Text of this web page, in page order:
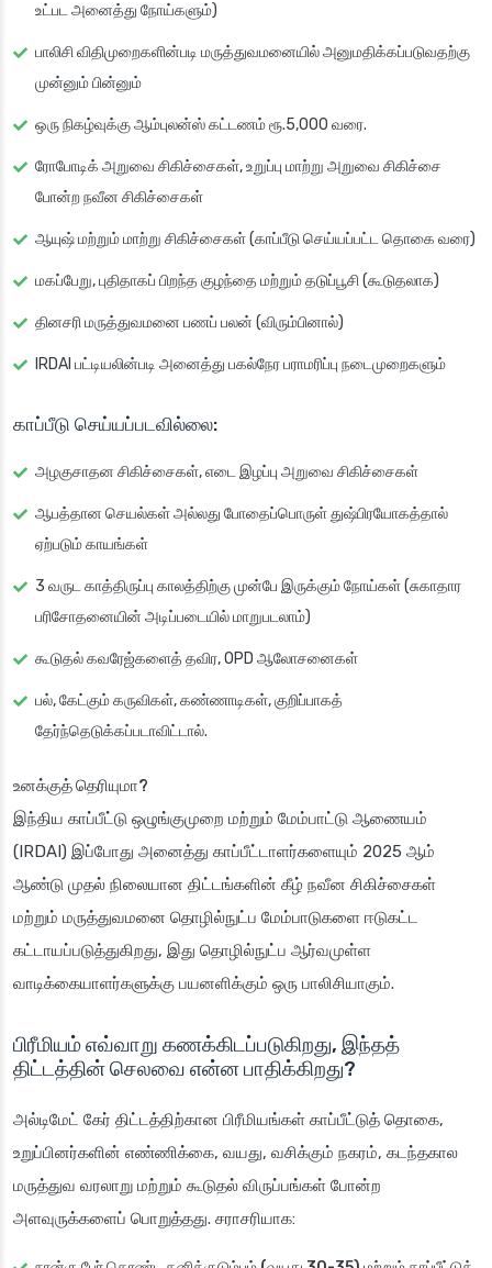
உட்பட அனைத்து நோய்களும்)
பாலிசி விதிமுறைகளின்படி மருத்துவமனையில் அனுமதிக்கப்படுவதற்கு
முன்னும் பின்னும்
ஒரு நிகழ்வுக்கு ஆம்புலன்ஸ் கட்டணம் ரூ.5,000 வரை.
ரோபோடிக் அறுவை சிகிச்சைகள், உறுப்பு மாற்று அறுவை சிகிச்சை
போன்ற நவீன சிகிச்சைகள்
ஆயுஷ் மற்றும் மாற்று சிகிச்சைகள் (காப்பீடு செய்யப்பட்ட தொகை வரை)
மகப்பேறு, புதிதாகப் பிறந்த குழந்தை மற்றும் தடுப்பூசி (கூடுதலாக)
தினசரி மருத்துவமனை பணப் பலன் (விரும்பினால்)
IRDAI பட்டியலின்படி அனைத்து பகல்நேர பராமரிப்பு நடைமுறைகளும்
காப்பீடு செய்யப்படவில்லை:
அழகுசாதன சிகிச்சைகள், எடை இழப்பு அறுவை சிகிச்சைகள்
ஆபத்தான செயல்கள் அல்லது போதைப்பொருள் துஷ்பிரயோகத்தால்
ஏற்படும் காயங்கள்
3 வருட காத்திருப்பு காலத்திற்கு முன்பே இருக்கும் நோய்கள் (சுகாதார
பரிசோதனையின் அடிப்படையில் மாறுபடலாம்)
கூடுதல் கவரேஜ்களைத் தவிர, OPD ஆலோசனைகள்
பல், கேட்கும் கருவிகள், கண்ணாடிகள், குறிப்பாகத்
தேர்ந்தெடுக்கப்படாவிட்டால்.
உனக்குத் தெரியுமா?
இந்திய காப்பீட்டு ஒழுங்குமுறை மற்றும் மேம்பாட்டு ஆணையம்
(IRDAI) இப்போது அனைத்து காப்பீட்டாளர்களையும் 2025 ஆம்
ஆண்டு முதல் நிலையான திட்டங்களின் கீழ் நவீன சிகிச்சைகள்
மற்றும் மருத்துவமனை தொழில்நுட்ப மேம்பாடுகளை ஈடுகட்ட
கட்டாயப்படுத்துகிறது, இது தொழில்நுட்ப ஆர்வமுள்ள
வாடிக்கையாளர்களுக்கு பயனளிக்கும் ஒரு பாலிசியாகும்.
பிரீமியம் எவ்வாறு கணக்கிடப்படுகிறது, இந்தத்
திட்டத்தின் செலவை என்ன பாதிக்கிறது?
அல்டிமேட் கேர் திட்டத்திற்கான பிரீமியங்கள் காப்பீட்டுத் தொகை,
உறுப்பினர்களின் எண்ணிக்கை, வயது, வசிக்கும் நகரம், கடந்தகால
மருத்துவ வரலாறு மற்றும் கூடுதல் விருப்பங்கள் போன்ற
அளவுருக்களைப் பொறுத்தது. சராசரியாக: